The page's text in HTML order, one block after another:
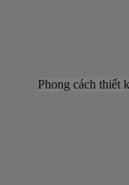
Phong cách thiết